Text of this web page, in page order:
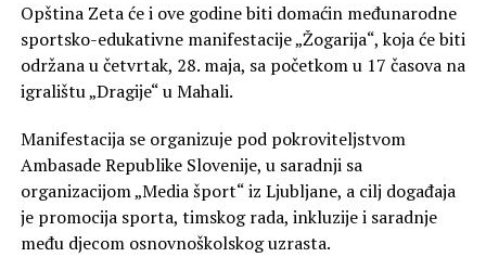
Opština Zeta će i ove godine biti domaćin međunarodne
sportsko-edukativne manifestacije „Žogarija“, koja će biti
održana u četvrtak, 28. maja, sa početkom u 17 časova na
igralištu „Dragije“ u Mahali.
Manifestacija se organizuje pod pokroviteljstvom
Ambasade Republike Slovenije, u saradnji sa
organizacijom „Media šport“ iz Ljubljane, a cilj događaja
je promocija sporta, timskog rada, inkluzije i saradnje
među djecom osnovnoškolskog uzrasta.